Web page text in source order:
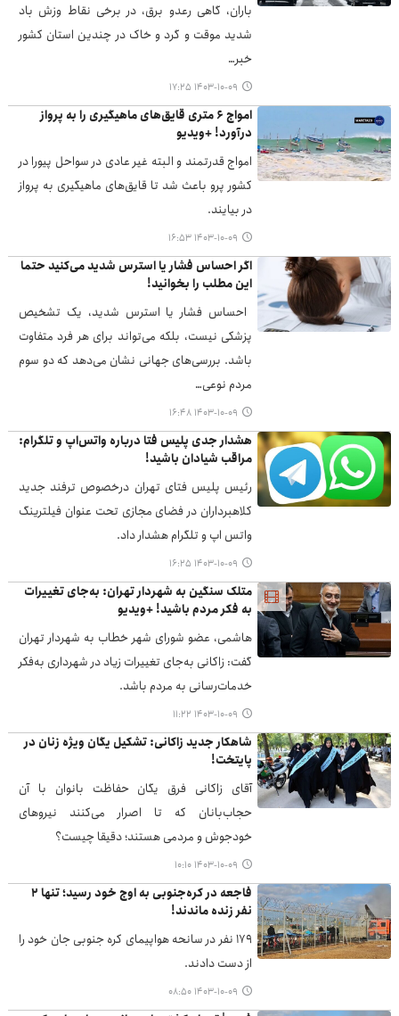
باران، گاهی رعدو برق، در برخی نقاط وزش باد
شدید موقت و گرد و خاک در چندین استان کشور
خبر…
۱۴۰۳-۱۰-۰۹ ۱۷:۲۵
امواج ۶ متری قایق‌های ماهیگیری را به پرواز
درآورد! +ویدیو
امواج قدرتمند و البته غیر عادی در سواحل پیورا در
کشور پرو باعث شد تا قایق‌های ماهیگیری به پرواز
در بیایند.
۱۴۰۳-۱۰-۰۹ ۱۶:۵۳
اگر احساس فشار یا استرس شدید می‌کنید حتما
این مطلب را بخوانید!
احساس فشار یا استرس شدید، یک تشخیص
پزشکی نیست، بلکه می‌تواند برای هر فرد متفاوت
باشد. بررسی‌های جهانی نشان می‌دهد که دو سوم
مردم نوعی…
۱۴۰۳-۱۰-۰۹ ۱۶:۴۸
هشدار جدی پلیس فتا درباره واتس‌اپ و تلگرام:
مراقب شیادان باشید!
رئیس پلیس فتای تهران درخصوص ترفند جدید
کلاهبرداران در فضای مجازی تحت عنوان فیلترینگ
واتس اپ و تلگرام هشدار داد.
۱۴۰۳-۱۰-۰۹ ۱۶:۲۵
متلک سنگین به شهردار تهران: به‌جای تغییرات
به فکر مردم باشید! +ویدیو
هاشمی، عضو شورای شهر خطاب به شهردار تهران
گفت: زاکانی به‌جای تغییرات زیاد در شهرداری به‌فکر
خدمات‌رسانی به مردم باشد.
۱۴۰۳-۱۰-۰۹ ۱۱:۲۲
شاهکار جدید زاکانی: تشکیل یگان ویژه زنان در
پایتخت!
آقای زاکانی فرق یگان حفاظت بانوان با آن
حجاب‌بانان که تا اصرار می‌کنند نیروهای
خودجوش و مردمی هستند؛ دقیقا چیست؟
۱۴۰۳-۱۰-۰۹ ۱۰:۱۰
فاجعه در کره‌جنوبی به اوج خود رسید؛ تنها ۲
نفر زنده ماندند!
۱۷۹ نفر در سانحه هواپیمای کره جنوبی جان خود را
از دست دادند.
۱۴۰۳-۱۰-۰۹ ۰۸:۵۰